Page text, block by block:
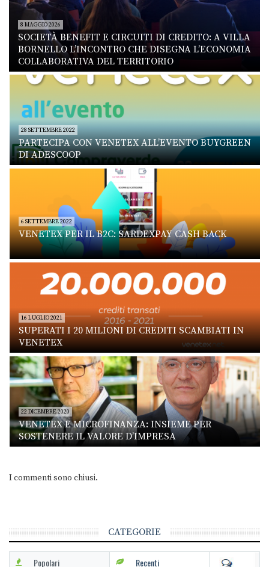
8 MAGGIO 2026
SOCIETÀ BENEFIT E CIRCUITI DI CREDITO: A VILLA
BORNELLO L’INCONTRO CHE DISEGNA L’ECONOMIA
COLLABORATIVA DEL TERRITORIO
28 SETTEMBRE 2022
PARTECIPA CON VENETEX ALL’EVENTO BUYGREEN
DI ADESCOOP
6 SETTEMBRE 2022
VENETEX PER IL B2C: SARDEXPAY CASH BACK
16 LUGLIO 2021
SUPERATI I 20 MILIONI DI CREDITI SCAMBIATI IN
VENETEX
22 DICEMBRE 2020
VENETEX E MICROFINANZA: INSIEME PER
SOSTENERE IL VALORE D’IMPRESA
I commenti sono chiusi.
CATEGORIE
Popolari Recenti